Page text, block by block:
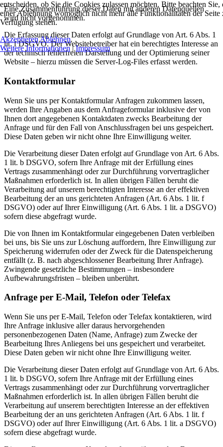
Eine Zusammenführung dieser Daten mit anderen Datenquellen
wird nicht vorgenommen.
Die Erfassung dieser Daten erfolgt auf Grundlage von Art. 6 Abs. 1
lit. f DSGVO. Der Websitebetreiber hat ein berechtigtes Interesse an
der technisch fehlerfreien Darstellung und der Optimierung seiner
Website – hierzu müssen die Server-Log-Files erfasst werden.
Kontaktformular
Wenn Sie uns per Kontaktformular Anfragen zukommen lassen,
werden Ihre Angaben aus dem Anfrageformular inklusive der von
Ihnen dort angegebenen Kontaktdaten zwecks Bearbeitung der
Anfrage und für den Fall von Anschlussfragen bei uns gespeichert.
Diese Daten geben wir nicht ohne Ihre Einwilligung weiter.
Die Verarbeitung dieser Daten erfolgt auf Grundlage von Art. 6 Abs.
1 lit. b DSGVO, sofern Ihre Anfrage mit der Erfüllung eines
Vertrags zusammenhängt oder zur Durchführung vorvertraglicher
Maßnahmen erforderlich ist. In allen übrigen Fällen beruht die
Verarbeitung auf unserem berechtigten Interesse an der effektiven
Bearbeitung der an uns gerichteten Anfragen (Art. 6 Abs. 1 lit. f
DSGVO) oder auf Ihrer Einwilligung (Art. 6 Abs. 1 lit. a DSGVO)
sofern diese abgefragt wurde.
Die von Ihnen im Kontaktformular eingegebenen Daten verbleiben
bei uns, bis Sie uns zur Löschung auffordern, Ihre Einwilligung zur
Speicherung widerrufen oder der Zweck für die Datenspeicherung
entfällt (z. B. nach abgeschlossener Bearbeitung Ihrer Anfrage).
Zwingende gesetzliche Bestimmungen – insbesondere
Aufbewahrungsfristen – bleiben unberührt.
Anfrage per E-Mail, Telefon oder Telefax
Wenn Sie uns per E-Mail, Telefon oder Telefax kontaktieren, wird
Ihre Anfrage inklusive aller daraus hervorgehenden
personenbezogenen Daten (Name, Anfrage) zum Zwecke der
Bearbeitung Ihres Anliegens bei uns gespeichert und verarbeitet.
Diese Daten geben wir nicht ohne Ihre Einwilligung weiter.
Die Verarbeitung dieser Daten erfolgt auf Grundlage von Art. 6 Abs.
1 lit. b DSGVO, sofern Ihre Anfrage mit der Erfüllung eines
Vertrags zusammenhängt oder zur Durchführung vorvertraglicher
Maßnahmen erforderlich ist. In allen übrigen Fällen beruht die
Verarbeitung auf unserem berechtigten Interesse an der effektiven
Bearbeitung der an uns gerichteten Anfragen (Art. 6 Abs. 1 lit. f
DSGVO) oder auf Ihrer Einwilligung (Art. 6 Abs. 1 lit. a DSGVO)
sofern diese abgefragt wurde.
entscheiden, ob Sie die Cookies zulassen möchten. Bitte beachten Sie,
einer Ablehnung womöglich nicht mehr alle Funktionalitäten der Seite
Verfügung stehen.
AkzeptierenAblehnen
Weitere Informationen|Impressum